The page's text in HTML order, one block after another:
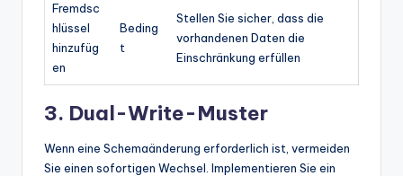
Fremdsc
hlüssel
hinzufüg
en
Beding
t
Stellen Sie sicher, dass die
vorhandenen Daten die
Einschränkung erfüllen
3. Dual-Write-Muster
Wenn eine Schemaänderung erforderlich ist, vermeiden
Sie einen sofortigen Wechsel. Implementieren Sie ein